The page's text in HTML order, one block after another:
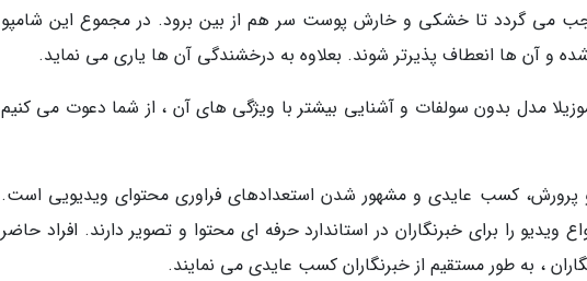
می گردد تا خشکی و خارش پوست سر هم از بین برود. در مجموع این شامپو
و آن ها انعطاف پذیرتر شوند. بعلاوه به درخشندگی آن ها یاری می نماید.
موزیلا مدل بدون سولفات و آشنایی بیشتر با ویژگی های آن ، از شما دعوت می کنیم
کسب عایدی و مشهور شدن استعدادهای فراوری محتوای ویدیویی است.
ویدیو را برای خبرنگاران در استاندارد حرفه ای محتوا و تصویر دارند. افراد حاضر
، به طور مستقیم از خبرنگاران کسب عایدی می نمایند.